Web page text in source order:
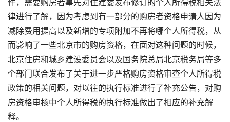
件，需要购房者事先对住建委发布修订的个人所得税相关法
律进行了解，因为考虑到有一部分的购房者资格申请人因为
减除费用提高以及新增的专项附加不再将哪个人所得税，从
而影响了一些北京市的购房资格，在面对这种问题的时候，
北京住房和城乡建设委员会以及国务院总局北京税务局等多
个部门联合发布了关于进一步严格购房资格审查个人所得税
政策的相关问题，对以往的执行标准进行了补充公告，对购
房资格审核中个人所得税的执行标准做出了相应的补充解
释。